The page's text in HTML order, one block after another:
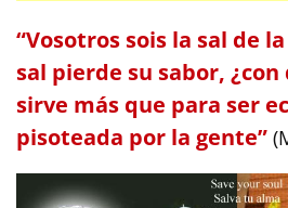
“Vosotros sois la sal de
sal pierde su sabor, ¿con
sirve más que para ser
pisoteada por la gente”